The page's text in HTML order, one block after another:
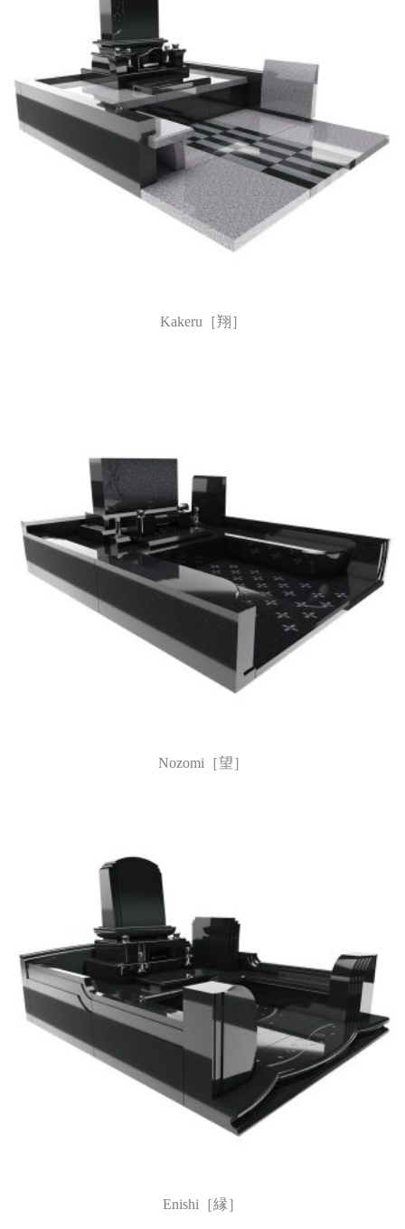
Kakeru［翔］
Nozomi［望］
Enishi［縁］